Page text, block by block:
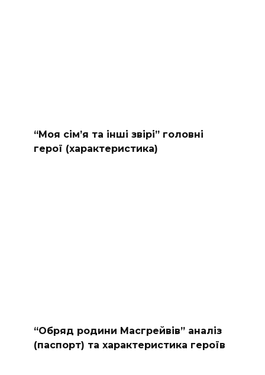
“Моя сімʼя та інші звірі” головні
герої (характеристика)
“Обряд родини Масгрейвів” аналіз
(паспорт) та характеристика героїв